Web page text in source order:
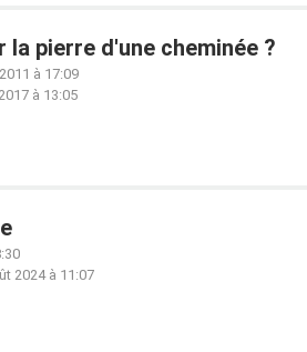
pierre d'une cheminée ?
à 17:09
à 13:05
2024 à 11:07